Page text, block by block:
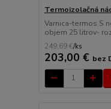
Termoizolačná
Varnica-termos S
objem 25 litrov-
249,69 €/ks
203,00 € bez